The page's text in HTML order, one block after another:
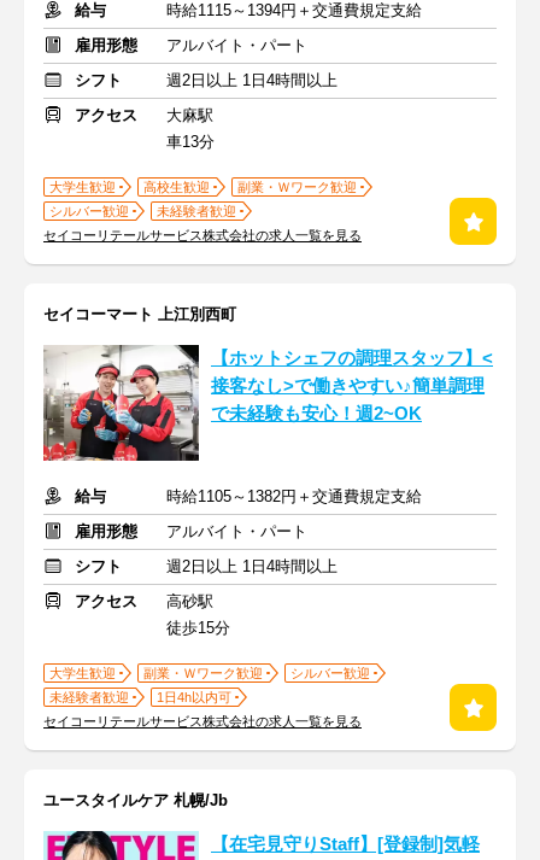
給与
時給1115～1394円＋交通費規定支給
雇用形態
アルバイト・パート
シフト
週2日以上 1日4時間以上
アクセス
大麻駅
車13分
大学生歓迎 高校生歓迎
副業・Ｗワーク歓迎
シルバー歓迎
未経験者歓迎
セイコーリテールサービス株式会社の求人一覧を見る
セイコーマート 上江別西町
【ホットシェフの調理スタッフ】<
接客なし>で働きやすい♪簡単調理
で未経験も安心！週2~OK
給与
時給1105～1382円＋交通費規定支給
雇用形態
アルバイト・パート
シフト
週2日以上 1日4時間以上
アクセス
高砂駅
徒歩15分
大学生歓迎 副業・Ｗワーク歓迎
シルバー歓迎
未経験者歓迎
1日4h以内可
セイコーリテールサービス株式会社の求人一覧を見る
ユースタイルケア 札幌/Jb
【在宅見守りStaff】[登録制]気軽